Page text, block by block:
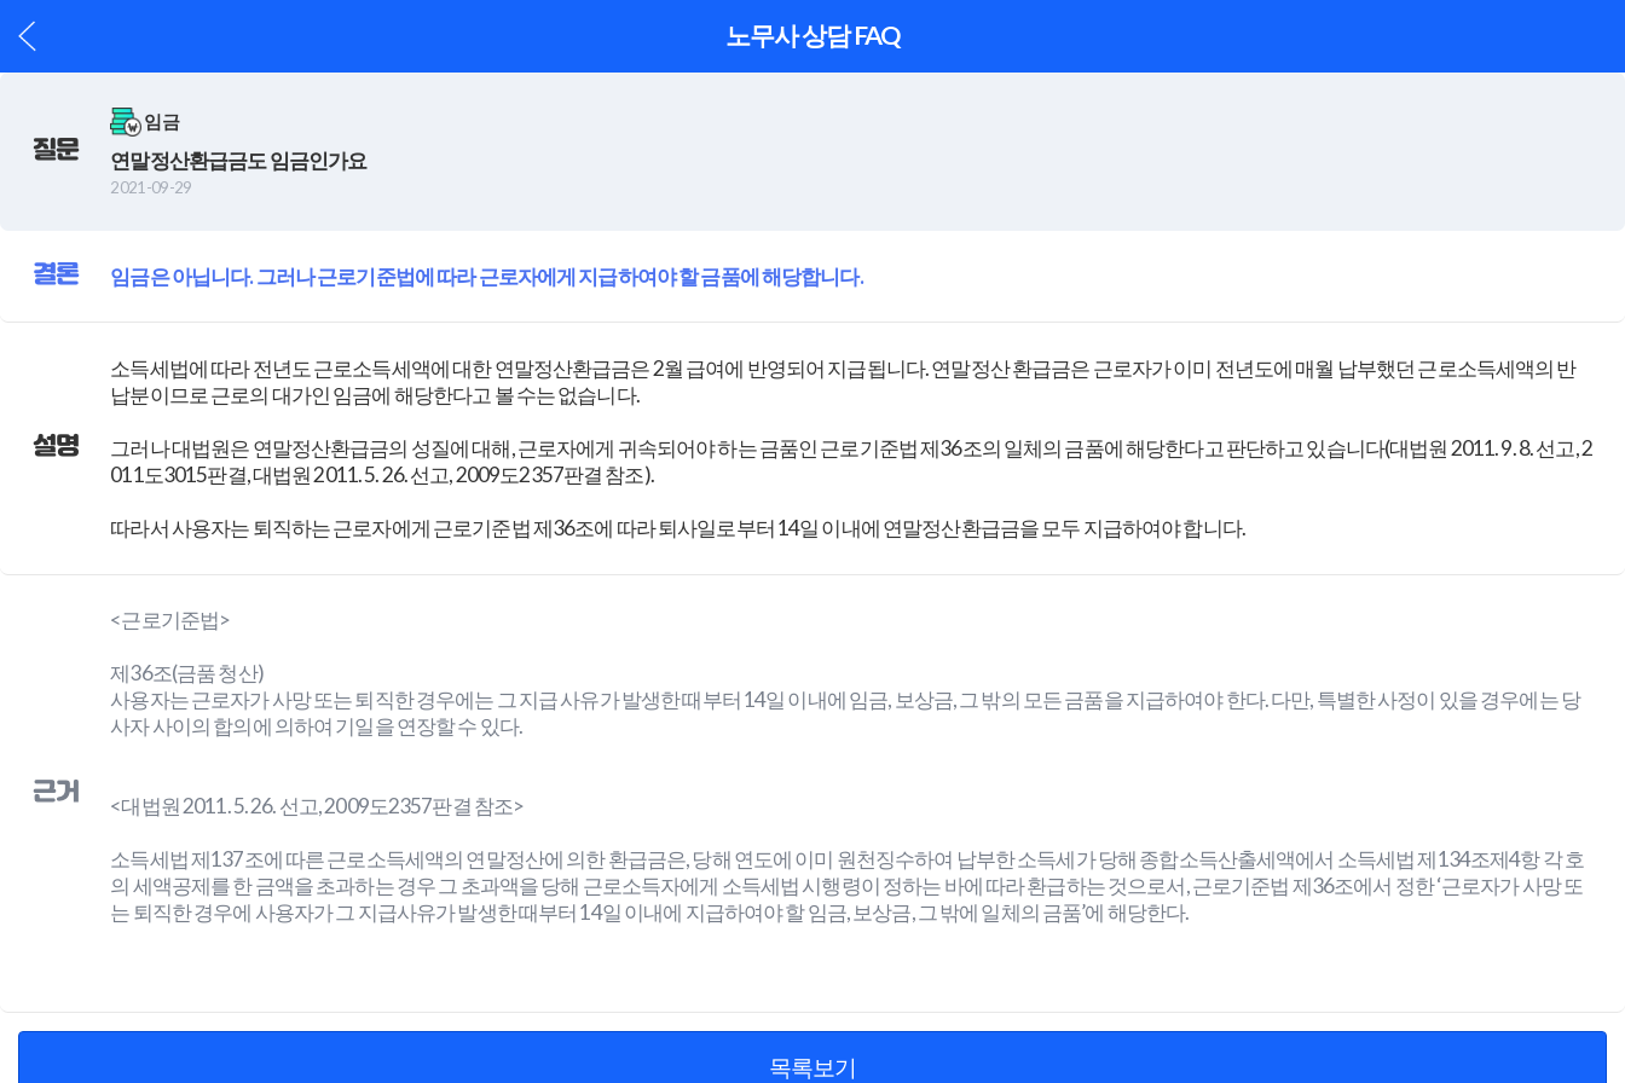
노무사 상담 FAQ
질문
임금
연말정산환급금도 임금인가요
2021-09-29
결론 임금은 아닙니다. 그러나 근로기준법에 따라 근로자에게 지급하여야 할 금품에 해당합니다.
설명
소득세법에 따라 전년도 근로소득세액에 대한 연말정산환급금은 2월 급여에 반영되어 지급됩니다. 연말정산 환급금은 근로자가 이미 전년도에 매월 납부했던 근로소득세액의 반
납분이므로 근로의 대가인 임금에 해당한다고 볼 수는 없습니다.
그러나 대법원은 연말정산환급금의 성질에 대해, 근로자에게 귀속되어야 하는 금품인 근로기준법 제36조의 일체의 금품에 해당한다고 판단하고 있습니다(대법원 2011. 9. 8. 선고, 2
011도3015판결, 대법원 2011. 5. 26. 선고, 2009도2357판결 참조).
따라서 사용자는 퇴직하는 근로자에게 근로기준법 제36조에 따라 퇴사일로부터 14일 이내에 연말정산환급금을 모두 지급하여야 합니다.
근거
<근로기준법>
제36조(금품 청산)
사용자는 근로자가 사망 또는 퇴직한 경우에는 그 지급 사유가 발생한 때부터 14일 이내에 임금, 보상금, 그 밖의 모든 금품을 지급하여야 한다. 다만, 특별한 사정이 있을 경우에는 당
사자 사이의 합의에 의하여 기일을 연장할 수 있다.
<대법원 2011. 5. 26. 선고, 2009도2357판결 참조>
소득세법 제137조에 따른 근로소득세액의 연말정산에 의한 환급금은, 당해 연도에 이미 원천징수하여 납부한 소득세가 당해 종합소득산출세액에서 소득세법 제134조제4항 각 호
의 세액공제를 한 금액을 초과하는 경우 그 초과액을 당해 근로소득자에게 소득세법 시행령이 정하는 바에 따라 환급하는 것으로서, 근로기준법 제36조에서 정한 ‘근로자가 사망 또
는 퇴직한 경우에 사용자가 그 지급사유가 발생한 때부터 14일 이내에 지급하여야 할 임금, 보상금, 그 밖에 일체의 금품’에 해당한다.
목록보기